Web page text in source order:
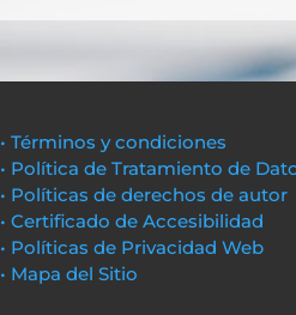
• Términos y condiciones
• Política de Tratamiento de
• Políticas de derechos de autor
• Certificado de Accesibilidad
• Políticas de Privacidad Web
• Mapa del Sitio